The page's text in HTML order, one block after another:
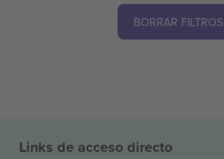
BORRAR FILTROS
Links de acceso directo